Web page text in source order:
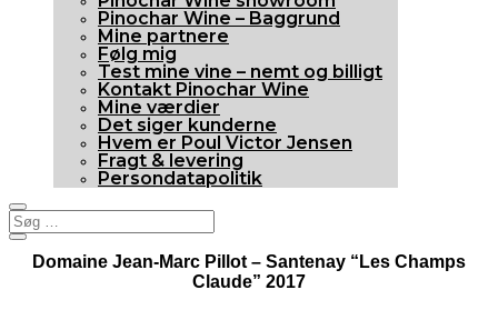
Pinochar Wine – Baggrund
Mine partnere
Følg mig
Test mine vine – nemt og billigt
Kontakt Pinochar Wine
Mine værdier
Det siger kunderne
Hvem er Poul Victor Jensen
Fragt & levering
Persondatapolitik
Domaine Jean-Marc Pillot – Santenay “Les Champs
Claude” 2017